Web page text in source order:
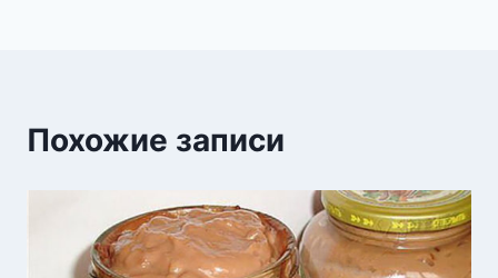
Похожие записи